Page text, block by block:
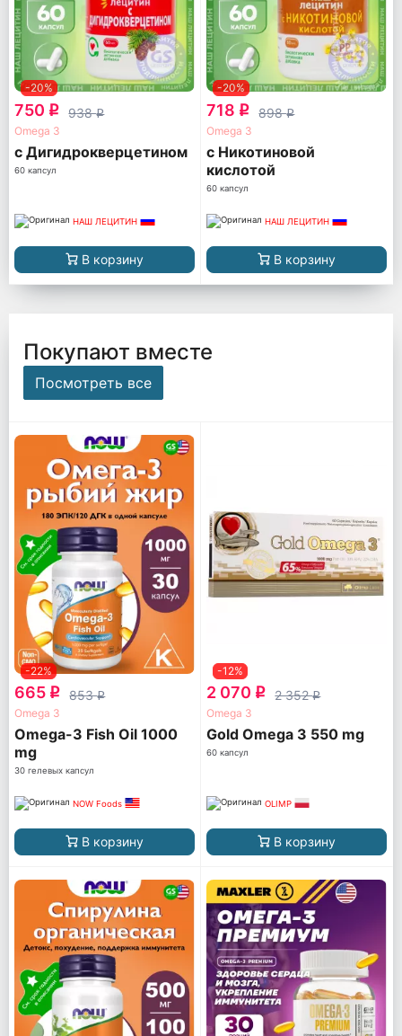
-20%
750 q 938q
Omega 3
с Дигидрокверцетином
60 капсул
НАШ ЛЕЦИТИН
В корзину
-20%
718 q 898q
Omega 3
с Никотиновой
кислотой
60 капсул
НАШ ЛЕЦИТИН
В корзину
Покупают вместе
Посмотреть все
-22%
665 q 853q
Omega 3
Omega-3 Fish Oil 1000
mg
30 гелевых капсул
NOW Foods
В корзину
-12%
2 070 q 2 352q
Omega 3
Gold Omega 3 550 mg
60 капсул
OLIMP
В корзину